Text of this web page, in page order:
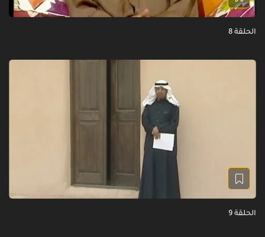
الحلقة 8
الحلقة 9